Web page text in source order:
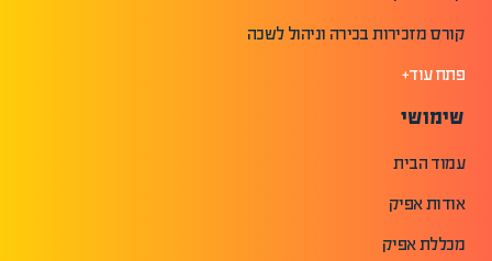
קורס מזכירות בכירה וניהול לשכה
פתח עוד+
שימושי
עמוד הבית
אודות אפיק
מכללת אפיק